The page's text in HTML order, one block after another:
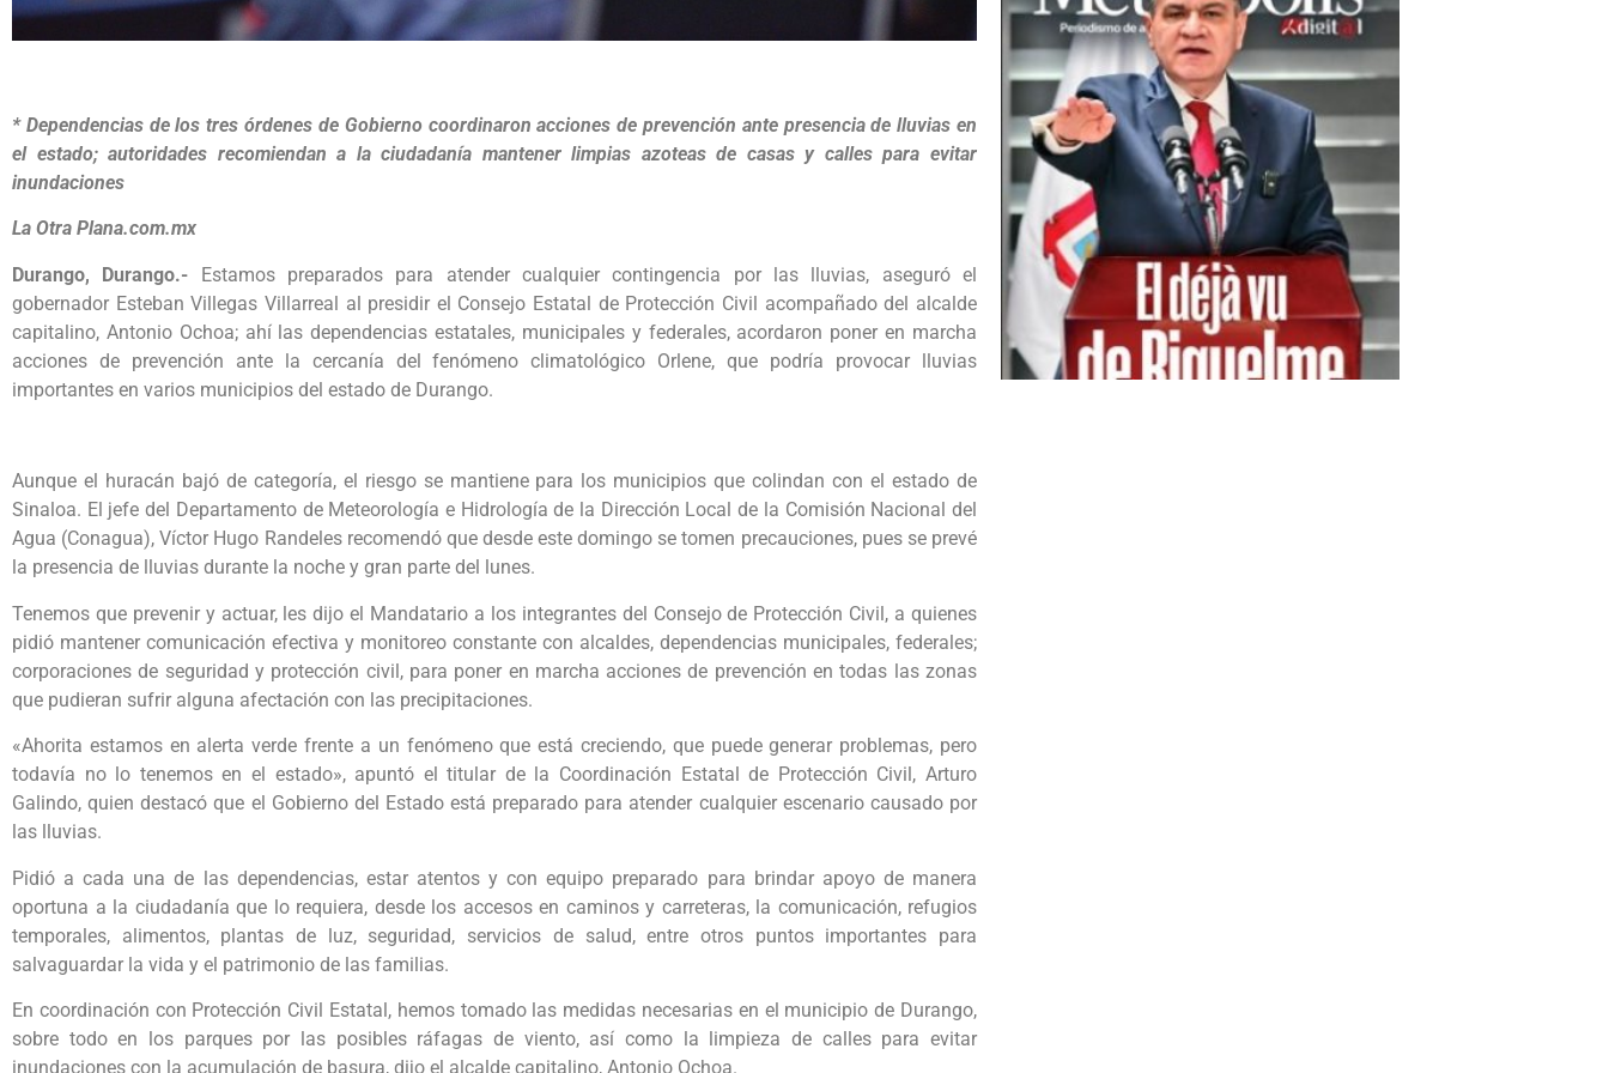
* Dependencias de los tres órdenes de Gobierno coordinaron acciones de prevención ante presencia de lluvias en
el estado; autoridades recomiendan a la ciudadanía mantener limpias azoteas de casas y calles para evitar
inundaciones
La Otra Plana.com.mx
Durango, Durango.- Estamos preparados para atender cualquier contingencia por las lluvias, aseguró el
gobernador Esteban Villegas Villarreal al presidir el Consejo Estatal de Protección Civil acompañado del alcalde
capitalino, Antonio Ochoa; ahí las dependencias estatales, municipales y federales, acordaron poner en marcha
acciones de prevención ante la cercanía del fenómeno climatológico Orlene, que podría provocar lluvias
importantes en varios municipios del estado de Durango.
Aunque el huracán bajó de categoría, el riesgo se mantiene para los municipios que colindan con el estado de
Sinaloa. El jefe del Departamento de Meteorología e Hidrología de la Dirección Local de la Comisión Nacional del
Agua (Conagua), Víctor Hugo Randeles recomendó que desde este domingo se tomen precauciones, pues se prevé
la presencia de lluvias durante la noche y gran parte del lunes.
Tenemos que prevenir y actuar, les dijo el Mandatario a los integrantes del Consejo de Protección Civil, a quienes
pidió mantener comunicación efectiva y monitoreo constante con alcaldes, dependencias municipales, federales;
corporaciones de seguridad y protección civil, para poner en marcha acciones de prevención en todas las zonas
que pudieran sufrir alguna afectación con las precipitaciones.
«Ahorita estamos en alerta verde frente a un fenómeno que está creciendo, que puede generar problemas, pero
todavía no lo tenemos en el estado», apuntó el titular de la Coordinación Estatal de Protección Civil, Arturo
Galindo, quien destacó que el Gobierno del Estado está preparado para atender cualquier escenario causado por
las lluvias.
Pidió a cada una de las dependencias, estar atentos y con equipo preparado para brindar apoyo de manera
oportuna a la ciudadanía que lo requiera, desde los accesos en caminos y carreteras, la comunicación, refugios
temporales, alimentos, plantas de luz, seguridad, servicios de salud, entre otros puntos importantes para
salvaguardar la vida y el patrimonio de las familias.
En coordinación con Protección Civil Estatal, hemos tomado las medidas necesarias en el municipio de Durango,
sobre todo en los parques por las posibles ráfagas de viento, así como la limpieza de calles para evitar
inundaciones con la acumulación de basura, dijo el alcalde capitalino, Antonio Ochoa.